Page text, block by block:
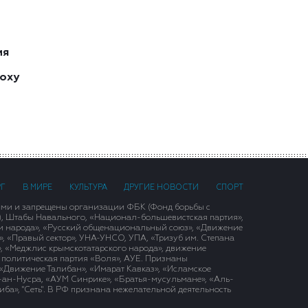
В МИРЕ КУЛЬТУРА ДРУГИЕ НОВОСТИ СПОРТ
и запрещены организации ФБК (Фонд борьбы с
Штабы Навального, «Национал-большевистская партия»,
народа», «Русский общенациональный союз», «Движение
«Правый сектор», УНА-УНСО, УПА, «Тризуб им. Степана
крымскотатарского народа», движение
политическая партия «Воля», АУЕ. Признаны
Талибан», «Имарат Кавказ», «Исламское
ан-Нусра, «АУМ Синрике», «Братья-мусульмане», «Аль-
"Сеть". В РФ признана нежелательной деятельность